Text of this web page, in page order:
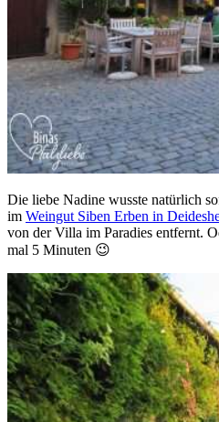
Die liebe Nadine wusste natürlich
im Weingut Siben Erben in
von der Villa im Paradies entfernt.
mal 5 Minuten 😉